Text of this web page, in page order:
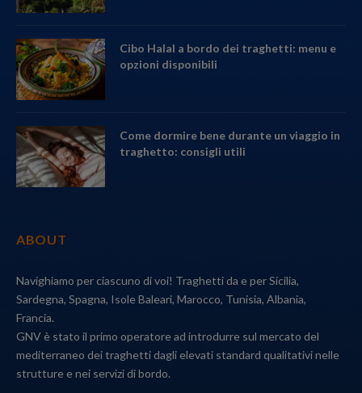
Cibo Halal a bordo dei traghetti: menu e
opzioni disponibili
Come dormire bene durante un viaggio in
traghetto: consigli utili
ABOUT
Navighiamo per ciascuno di voi! Traghetti da e per Sicilia,
Sardegna, Spagna, Isole Baleari, Marocco, Tunisia, Albania,
Francia.
GNV è stato il primo operatore ad introdurre sul mercato del
mediterraneo dei traghetti dagli elevati standard qualitativi nelle
strutture e nei servizi di bordo.